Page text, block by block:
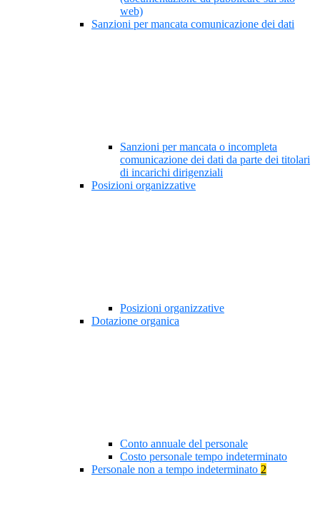
web)
Sanzioni per mancata comunicazione dei dati
Sanzioni per mancata o incompleta
comunicazione dei dati da parte dei titolari
di incarichi dirigenziali
Posizioni organizzative
Posizioni organizzative
Dotazione organica
Conto annuale del personale
Costo personale tempo indeterminato
Personale non a tempo indeterminato 2